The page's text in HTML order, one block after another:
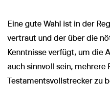
Eine gute Wahl ist in der
vertraut und der über die
Kenntnisse verfügt, um die
auch sinnvoll sein, mehrere
Testamentsvollstrecker zu